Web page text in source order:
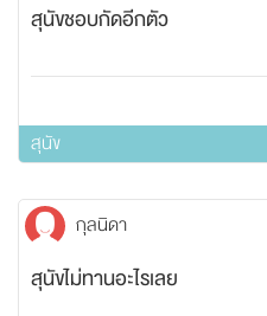
สุนัขชอบกัดอีกตัว
สุนัข
กุลนิดา
สุนัขไม่ทานอะไรเลย